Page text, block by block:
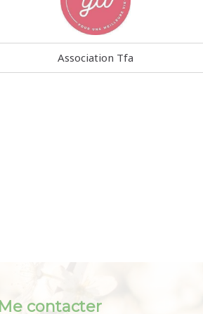
Association Tfa
contacter